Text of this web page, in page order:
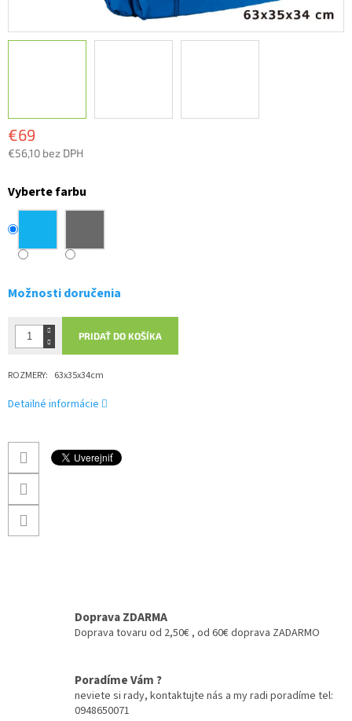
€69
€56,10 bez DPH
cena:
Vyberte farbu
Možnosti doručenia
PRIDAŤ DO KOŠÍKA
ROZMERY: 63x35x34cm
Detailné informácie
Doprava ZDARMA
Doprava tovaru od 2,50€ , od 60€ doprava ZADARMO
Poradíme Vám ?
neviete si rady, kontaktujte nás a my radi poradíme tel:
0948650071